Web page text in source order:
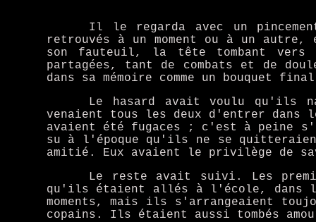
Il le regarda avec un
retrouvés à un moment ou à un
son fauteuil, la tête tombant vers
partagées, tant de combats et de
dans sa mémoire comme un
Le hasard avait voulu qu'ils
venaient tous les deux d'entrer dans
avaient été fugaces ; c'est à peine
su à l'époque qu'ils ne se
amitié. Eux avaient le privilège de
Le reste avait suivi. Les
qu'ils étaient allés à l'école, dans la
moments, mais ils s'arrangeaient
copains. Ils étaient aussi tombés